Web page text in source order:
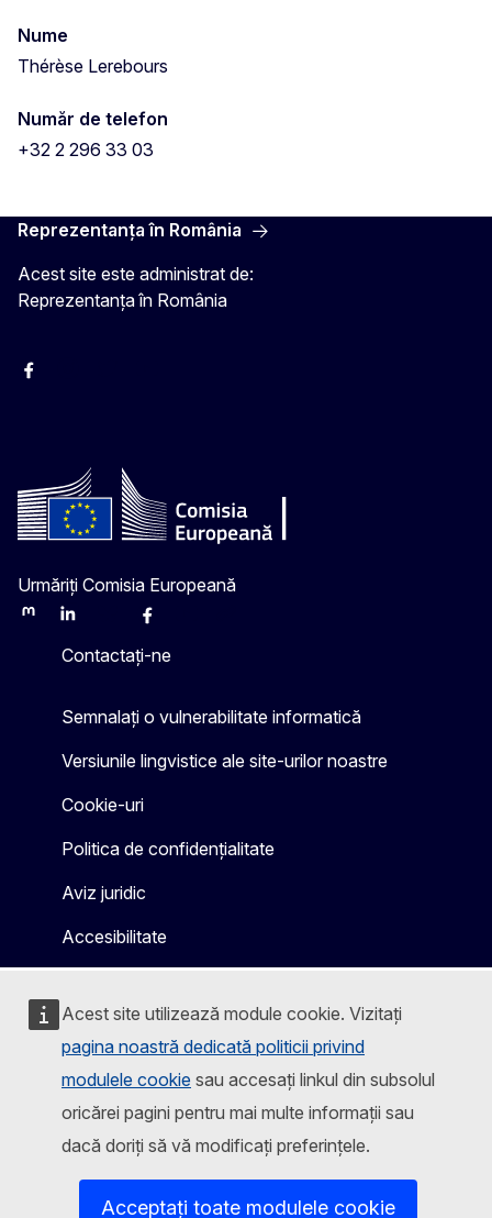
Acest site utilizează module cookie. Vizitați
pagina noastră dedicată politicii privind
modulele cookie sau accesați linkul din subsolul
oricărei pagini pentru mai multe informații sau
dacă doriți să vă modificați preferințele.
Acceptați toate modulele cookie
Nume
Thérèse Lerebours
Număr de telefon
+32 2 296 33 03
Reprezentanța în România
Acest site este administrat de:
Reprezentanța în România
Facebook
Urmăriți Comisia Europeană
MastodonLinkedInBlueskyFacebook
Contactați-ne
Semnalați o vulnerabilitate informatică
Versiunile lingvistice ale site-urilor noastre
Cookie-uri
Politica de confidențialitate
Aviz juridic
Accesibilitate